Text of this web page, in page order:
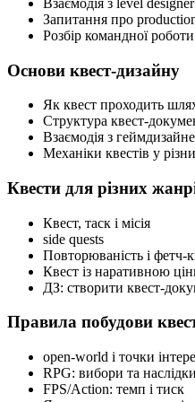
Запитання про
Розбір командної роботи
Основи квест-дизайну
Як квест проходить
Структура квест-
Взаємодія з
Механіки квестів у
Квести для різних
Квест, таск і місія
side quests
Повторюваність і фетч-
Квест із наративною
ДЗ: створити квест-
Правила побудови
open-world і точки
RPG: вибори та наслідки
FPS/Action: темп і тиск